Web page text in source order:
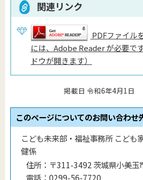
関連リンク
PDFファイル
には、Adobe Reader が必要で
ドウが開きます）
掲載日 令和6年4月1日
このページについてのお問い合わせ
こども未来部・福祉事務所 こども
健係
住所： 〒311-3492 茨城県小美玉
電話： 0299-56-7720